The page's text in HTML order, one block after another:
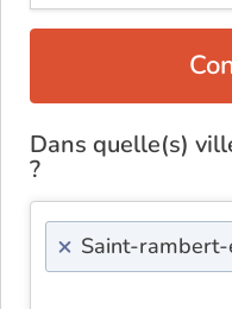
Dans quelle(s)
?
× Saint-